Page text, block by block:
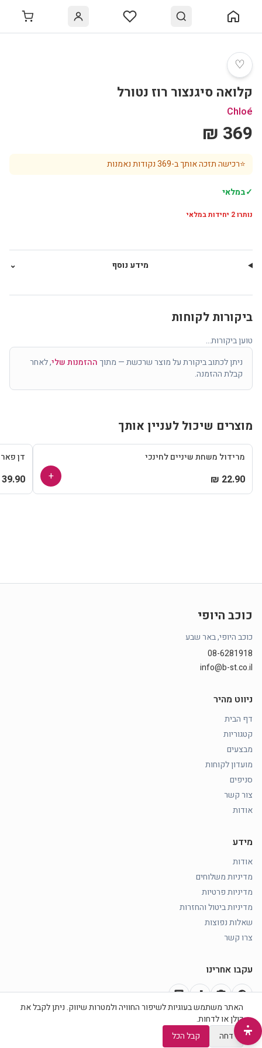
♡
קלואה סיגנצור רוז נטורל
Chloé
369 ₪
⭐רכישה תזכה אותך ב-369נקודות נאמנות
✓במלאי
נותרו2 יחידות במלאי
סה״כ
369 ₪
מידע נוסף ⌄
ביקורות לקוחות
טוען ביקורות...
ניתן לכתוב ביקורת על מוצר שרכשת — מתוךההזמנות שלי, לאחר
קבלת ההזמנה.
מוצרים שיכול לעניין אותך
מרידול משחת שיניים לחינכי
22.90 ₪
+
דן
39.90 ₪
כוכב היופי
כוכב היופי, באר שבע
08-6281918
info@b-st.co.il
ניווט מהיר
דף הבית
קטגוריות
מבצעים
מועדון לקוחות
סניפים
צור קשר
אודות
מידע
אודות
מדיניות משלוחים
מדיניות פרטיות
מדיניות ביטול והחזרות
שאלות נפוצות
צרו קשר
עקבו אחרינו
facebook
photo_camera
music_note
chat
2026
האתר משתמש בעוגיות לשיפור החוויה ולמטרות שיווק. ניתן לקבל את
כולן או לדחות.
דחה
קבל הכל